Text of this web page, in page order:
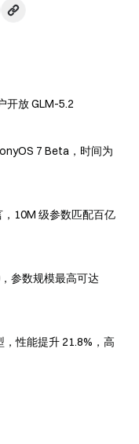
开放 GLM-5.2
7 Beta，时间为
10M 级参数匹配百亿
参数规模最高可达
性能提升 21.8%，高